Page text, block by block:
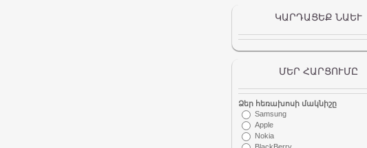
ԿԱՐԴԱՑԵՔ ՆԱԵՒ
ՄԵՐ ՀԱՐՑՈՒՄԸ
Ձեր հեռախոսի մակնիշը
Samsung
Apple
Nokia